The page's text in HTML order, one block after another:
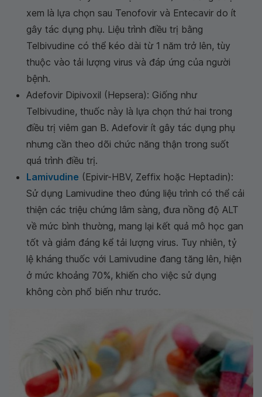
xem là lựa chọn sau Tenofovir và Entecavir do ít
gây tác dụng phụ. Liệu trình điều trị bằng
Telbivudine có thể kéo dài từ 1 năm trở lên, tùy
thuộc vào tải lượng virus và đáp ứng của người
bệnh.
Adefovir Dipivoxil (Hepsera): Giống như
Telbivudine, thuốc này là lựa chọn thứ hai trong
điều trị viêm gan B. Adefovir ít gây tác dụng phụ
nhưng cần theo dõi chức năng thận trong suốt
quá trình điều trị.
Lamivudine (Epivir-HBV, Zeffix hoặc Heptadin):
Sử dụng Lamivudine theo đúng liệu trình có thể cải
thiện các triệu chứng lâm sàng, đưa nồng độ ALT
về mức bình thường, mang lại kết quả mô học gan
tốt và giảm đáng kể tải lượng virus. Tuy nhiên, tỷ
lệ kháng thuốc với Lamivudine đang tăng lên, hiện
ở mức khoảng 70%, khiến cho việc sử dụng
không còn phổ biến như trước.